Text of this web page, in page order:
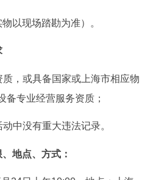
以现场踏勘为准）。
，或具备国家或上海市相应物
备专业经营服务资质；
中没有重大违法记录。
地点、方式：